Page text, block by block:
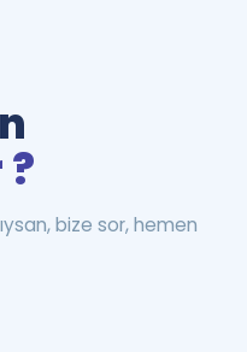
bize sor, hemen